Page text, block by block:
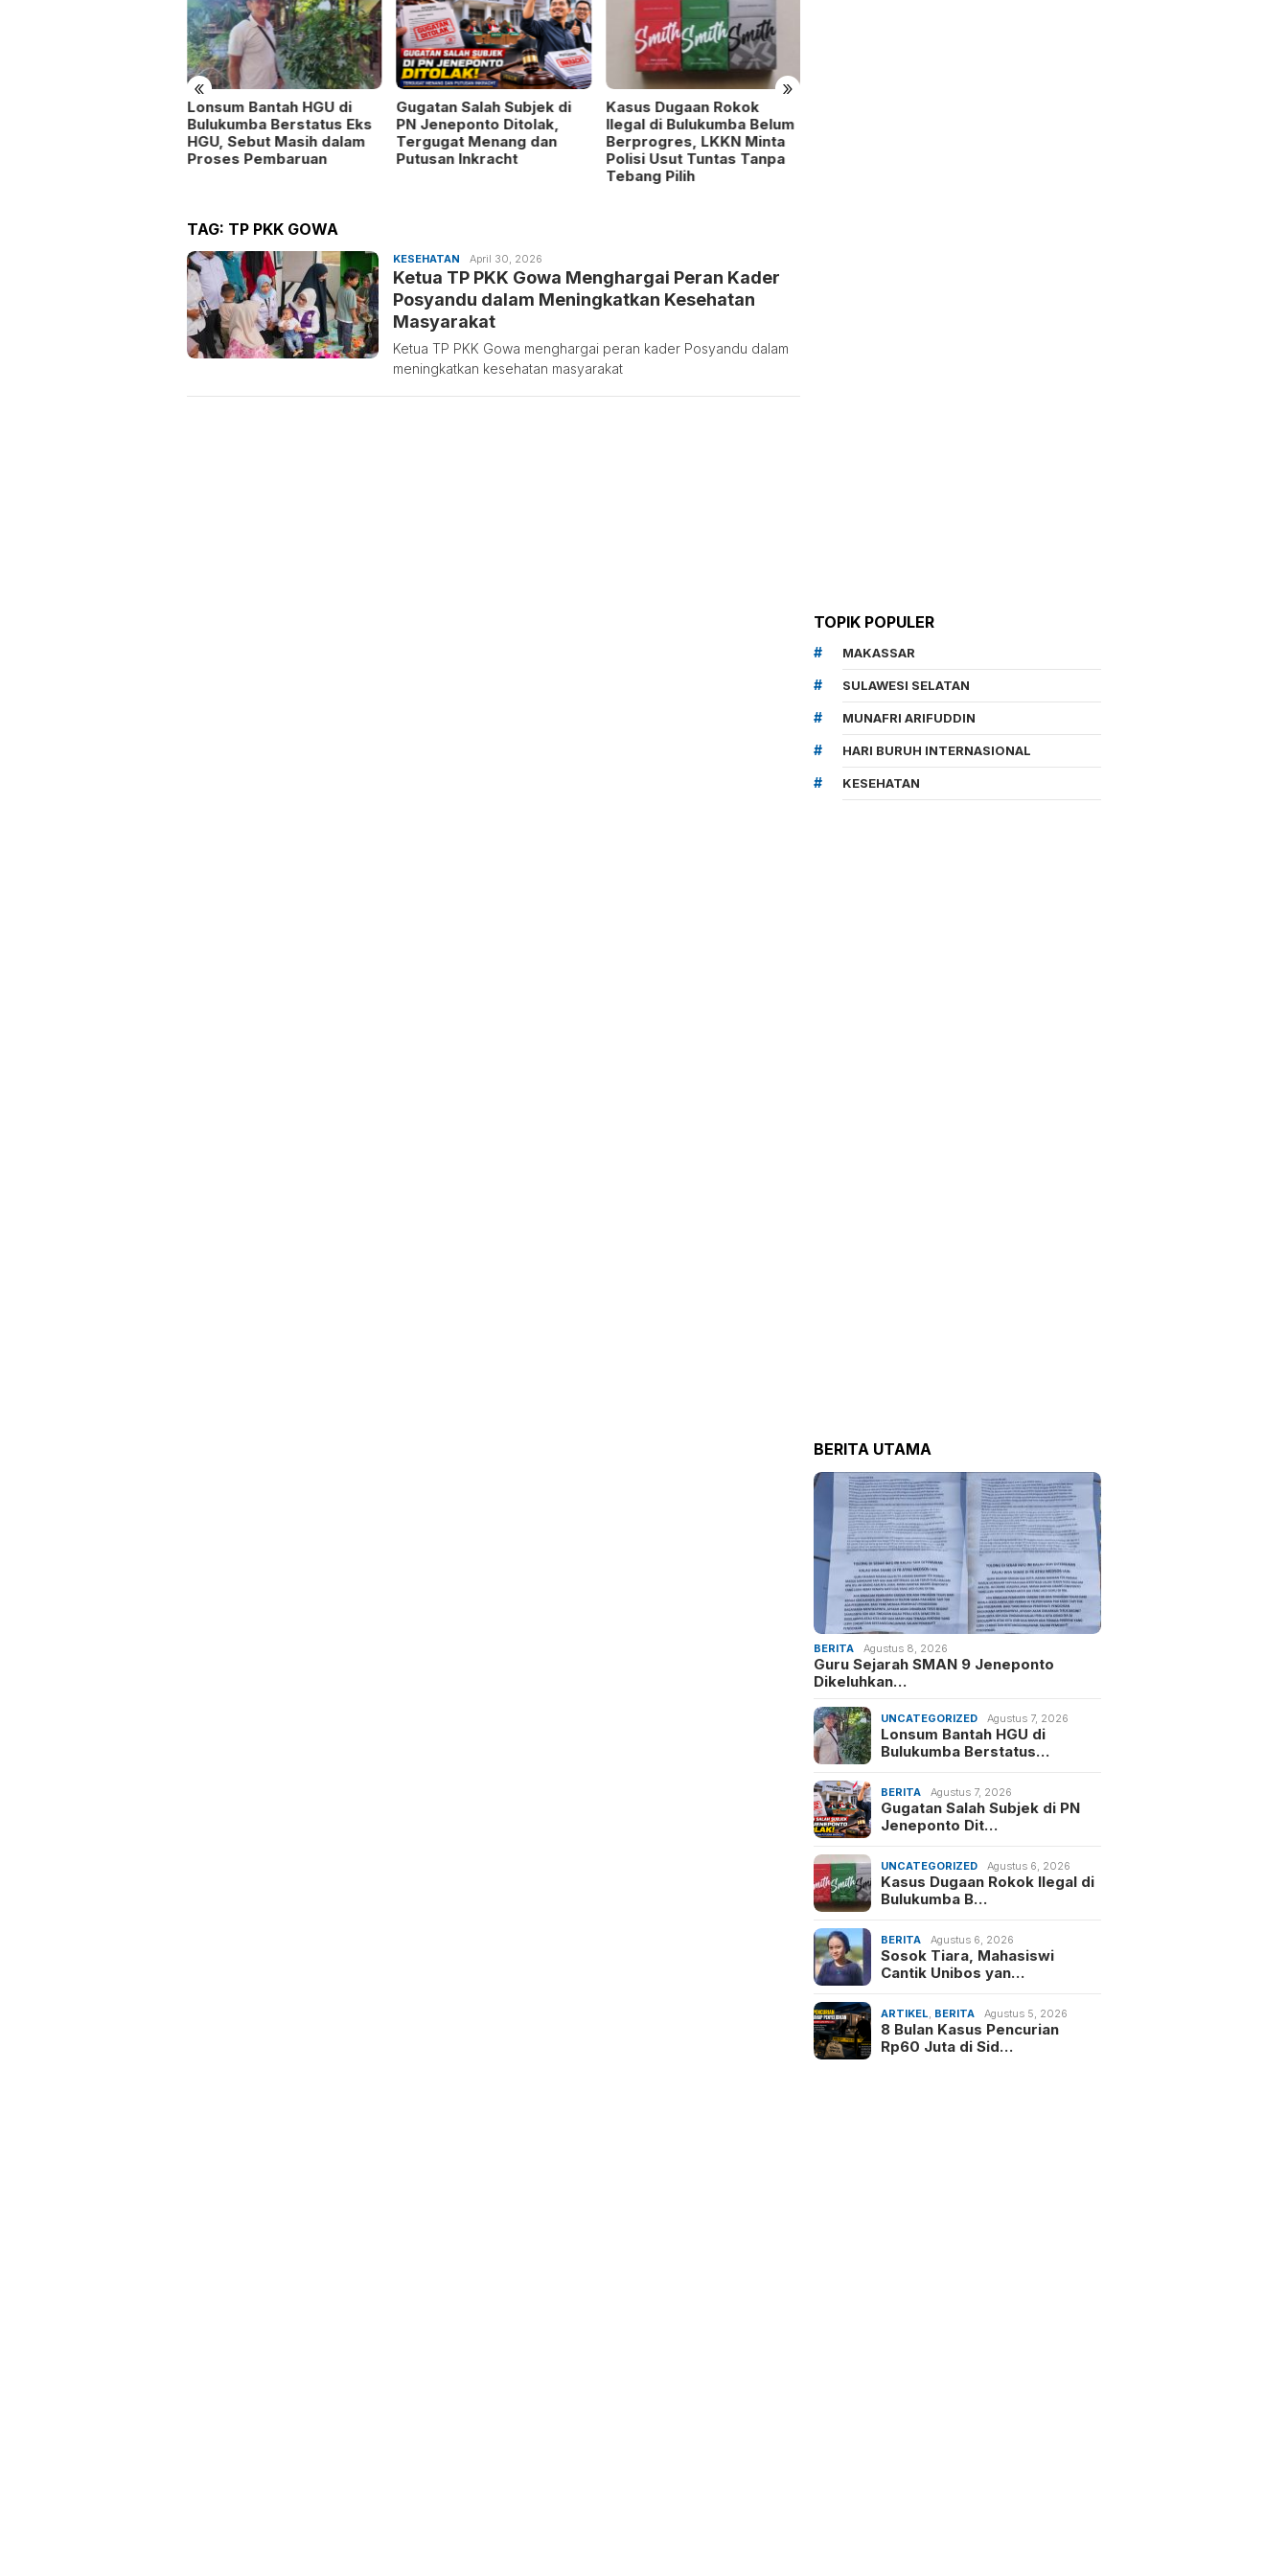
« »
Lonsum Bantah HGU di
Bulukumba Berstatus Eks
HGU, Sebut Masih dalam
Proses Pembaruan
Gugatan Salah Subjek di
PN Jeneponto Ditolak,
Tergugat Menang dan
Putusan Inkracht
Kasus Dugaan Rokok
Ilegal di Bulukumba Belum
Berprogres, LKKN Minta
Polisi Usut Tuntas Tanpa
Tebang Pilih
TAG: TP PKK GOWA
KESEHATAN Ifa
Musdalifa
April 30, 2026
Ketua TP PKK Gowa Menghargai Peran Kader
Posyandu dalam Meningkatkan Kesehatan
Masyarakat
Ketua TP PKK Gowa menghargai peran kader Posyandu dalam
meningkatkan kesehatan masyarakat
TOPIK POPULER
MAKASSAR
SULAWESI SELATAN
MUNAFRI ARIFUDDIN
HARI BURUH INTERNASIONAL
KESEHATAN
BERITA UTAMA
BERITA Agustus 8, 2026
Guru Sejarah SMAN 9 Jeneponto
Dikeluhkan…
UNCATEGORIZED Agustus 7, 2026
Lonsum Bantah HGU di
Bulukumba Berstatus…
BERITA Agustus 7, 2026
Gugatan Salah Subjek di PN
Jeneponto Dit…
UNCATEGORIZED Agustus 6, 2026
Kasus Dugaan Rokok Ilegal di
Bulukumba B…
BERITA Agustus 6, 2026
Sosok Tiara, Mahasiswi
Cantik Unibos yan…
ARTIKEL, BERITA Agustus 5, 2026
8 Bulan Kasus Pencurian
Rp60 Juta di Sid…